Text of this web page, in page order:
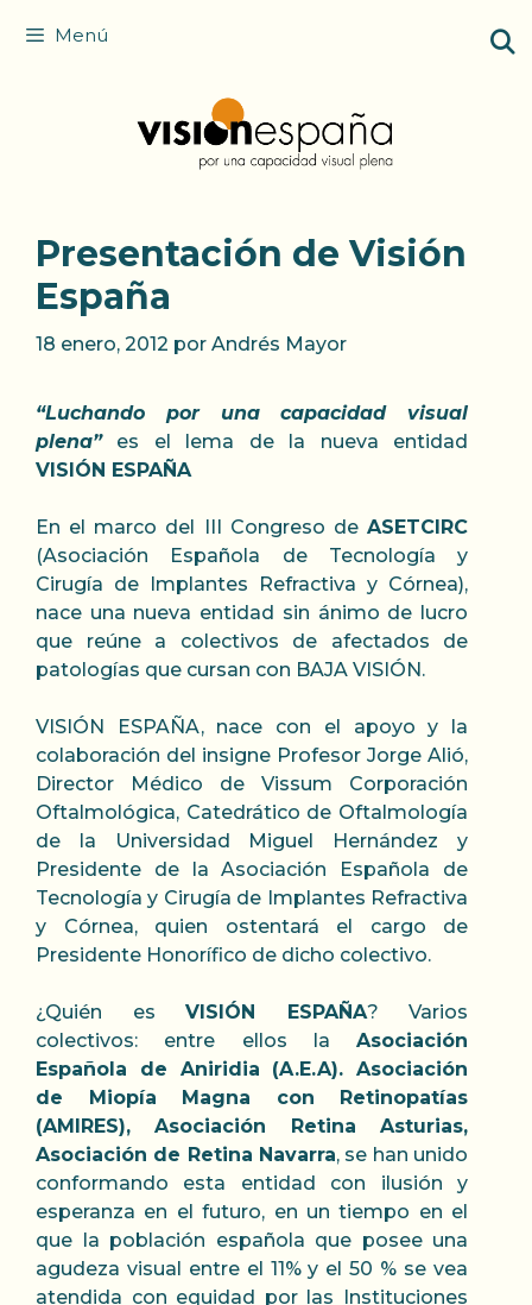
Menú
Presentación de Visión
España
18 enero, 2012 por Andrés Mayor
“Luchando por una capacidad visual
plena”es el lema de la nueva entidad
VISIÓN ESPAÑA
En el marco del III Congreso de ASETCIRC
(Asociación Española de Tecnología y
Cirugía de Implantes Refractiva y Córnea),
nace una nueva entidad sin ánimo de lucro
que reúne a colectivos de afectados de
patologías que cursan con BAJA VISIÓN.
VISIÓN ESPAÑA, nace con el apoyo y la
colaboración del insigne Profesor Jorge Alió,
Director Médico de Vissum Corporación
Oftalmológica, Catedrático de Oftalmología
de la Universidad Miguel Hernández y
Presidente de la Asociación Española de
Tecnología y Cirugía de Implantes Refractiva
y Córnea, quien ostentará el cargo de
Presidente Honorífico de dicho colectivo.
¿Quién es VISIÓN ESPAÑA? Varios
colectivos: entre ellos la Asociación
Española de Aniridia (A.E.A). Asociación
de Miopía Magna con Retinopatías
(AMIRES), Asociación Retina Asturias,
Asociación de Retina Navarra, se han unido
conformando esta entidad con ilusión y
esperanza en el futuro, en un tiempo en el
que la población española que posee una
agudeza visual entre el 11% y el 50 % se vea
atendida con equidad por las Instituciones